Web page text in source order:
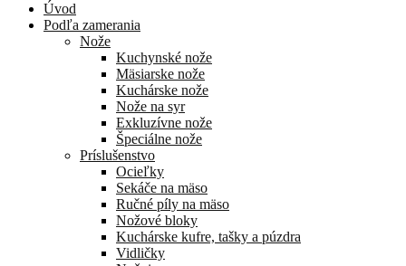
Úvod
Podľa zamerania
Nože
Kuchynské nože
Mäsiarske nože
Kuchárske nože
Nože na syr
Exkluzívne nože
Špeciálne nože
Príslušenstvo
Ocieľky
Sekáče na mäso
Ručné píly na mäso
Nožové bloky
Kuchárske kufre, tašky a púzdra
Vidličky